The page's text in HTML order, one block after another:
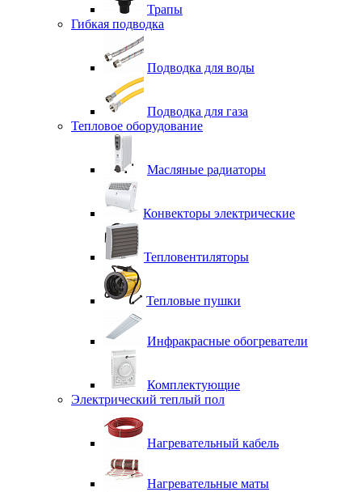
Трапы
Гибкая подводка
Подводка для воды
Подводка для газа
Тепловое оборудование
Масляные радиаторы
Конвекторы электрические
Тепловентиляторы
Тепловые пушки
Инфракрасные обогреватели
Комплектующие
Электрический теплый пол
Нагревательный кабель
Нагревательные маты